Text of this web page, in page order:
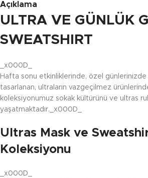
Açıklama
ULTRA VE GÜNLÜK
SWEATSHIRT
_x000D_
Hafta sonu etkinliklerinde, özel
tasarlanan, ultraların vazgeçilmez
koleksiyonumuz sokak kültürünü ve ultras
yaşatmaktadır._x000D_
Ultras Mask ve
Koleksiyonu
_x000D_